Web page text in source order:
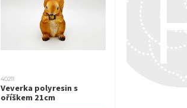
40211
Veverka polyresin s
oříškem 21cm